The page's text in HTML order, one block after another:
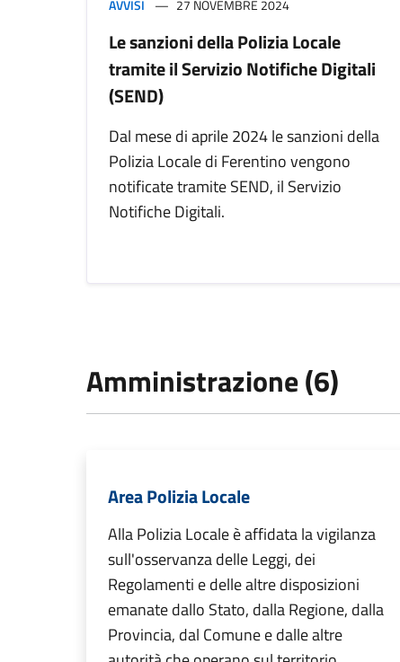
AVVISI 27 NOVEMBRE 2024
Le sanzioni della Polizia Locale
tramite il Servizio Notifiche Digitali
(SEND)
Dal mese di aprile 2024 le sanzioni della
Polizia Locale di Ferentino vengono
notificate tramite SEND, il Servizio
Notifiche Digitali.
Amministrazione (6)
Area Polizia Locale
Alla Polizia Locale è affidata la vigilanza
sull'osservanza delle Leggi, dei
Regolamenti e delle altre disposizioni
emanate dallo Stato, dalla Regione, dalla
Provincia, dal Comune e dalle altre